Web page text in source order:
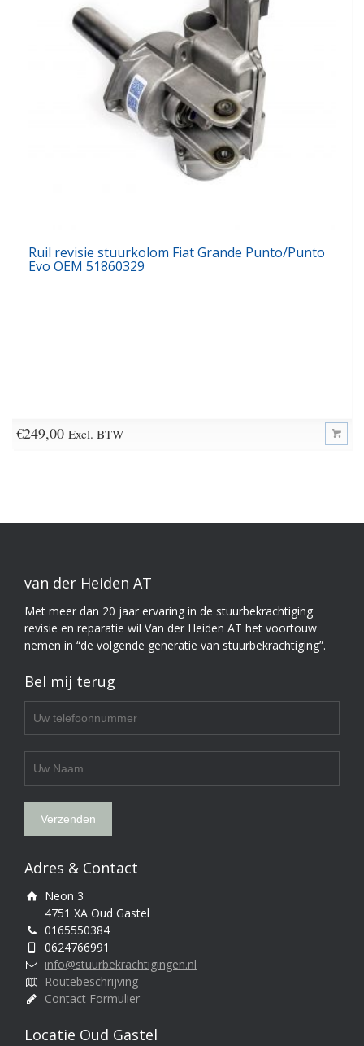
Ruil revisie stuurkolom Fiat Grande Punto/Punto
Evo OEM 51860329
€249,00 Excl. BTW
van der Heiden AT
Met meer dan 20 jaar ervaring in de stuurbekrachtiging
revisie en reparatie wil Van der Heiden AT het voortouw
nemen in “de volgende generatie van stuurbekrachtiging”.
Bel mij terug
Adres & Contact
Neon 3
4751 XA Oud Gastel
0165550384
0624766991
info@stuurbekrachtigingen.nl
Routebeschrijving
Contact Formulier
Locatie Oud Gastel